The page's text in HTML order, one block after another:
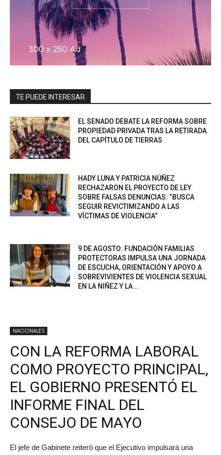
TE PUEDE INTERESAR
EL SENADO DEBATE LA REFORMA SOBRE
PROPIEDAD PRIVADA TRAS LA RETIRADA
DEL CAPÍTULO DE TIERRAS
HADY LUNA Y PATRICIA NÚÑEZ
RECHAZARON EL PROYECTO DE LEY
SOBRE FALSAS DENUNCIAS: “BUSCA
SEGUIR REVICTIMIZANDO A LAS
VÍCTIMAS DE VIOLENCIA”
9 DE AGOSTO: FUNDACIÓN FAMILIAS
PROTECTORAS IMPULSA UNA JORNADA
DE ESCUCHA, ORIENTACIÓN Y APOYO A
SOBREVIVIENTES DE VIOLENCIA SEXUAL
EN LA NIÑEZ Y LA...